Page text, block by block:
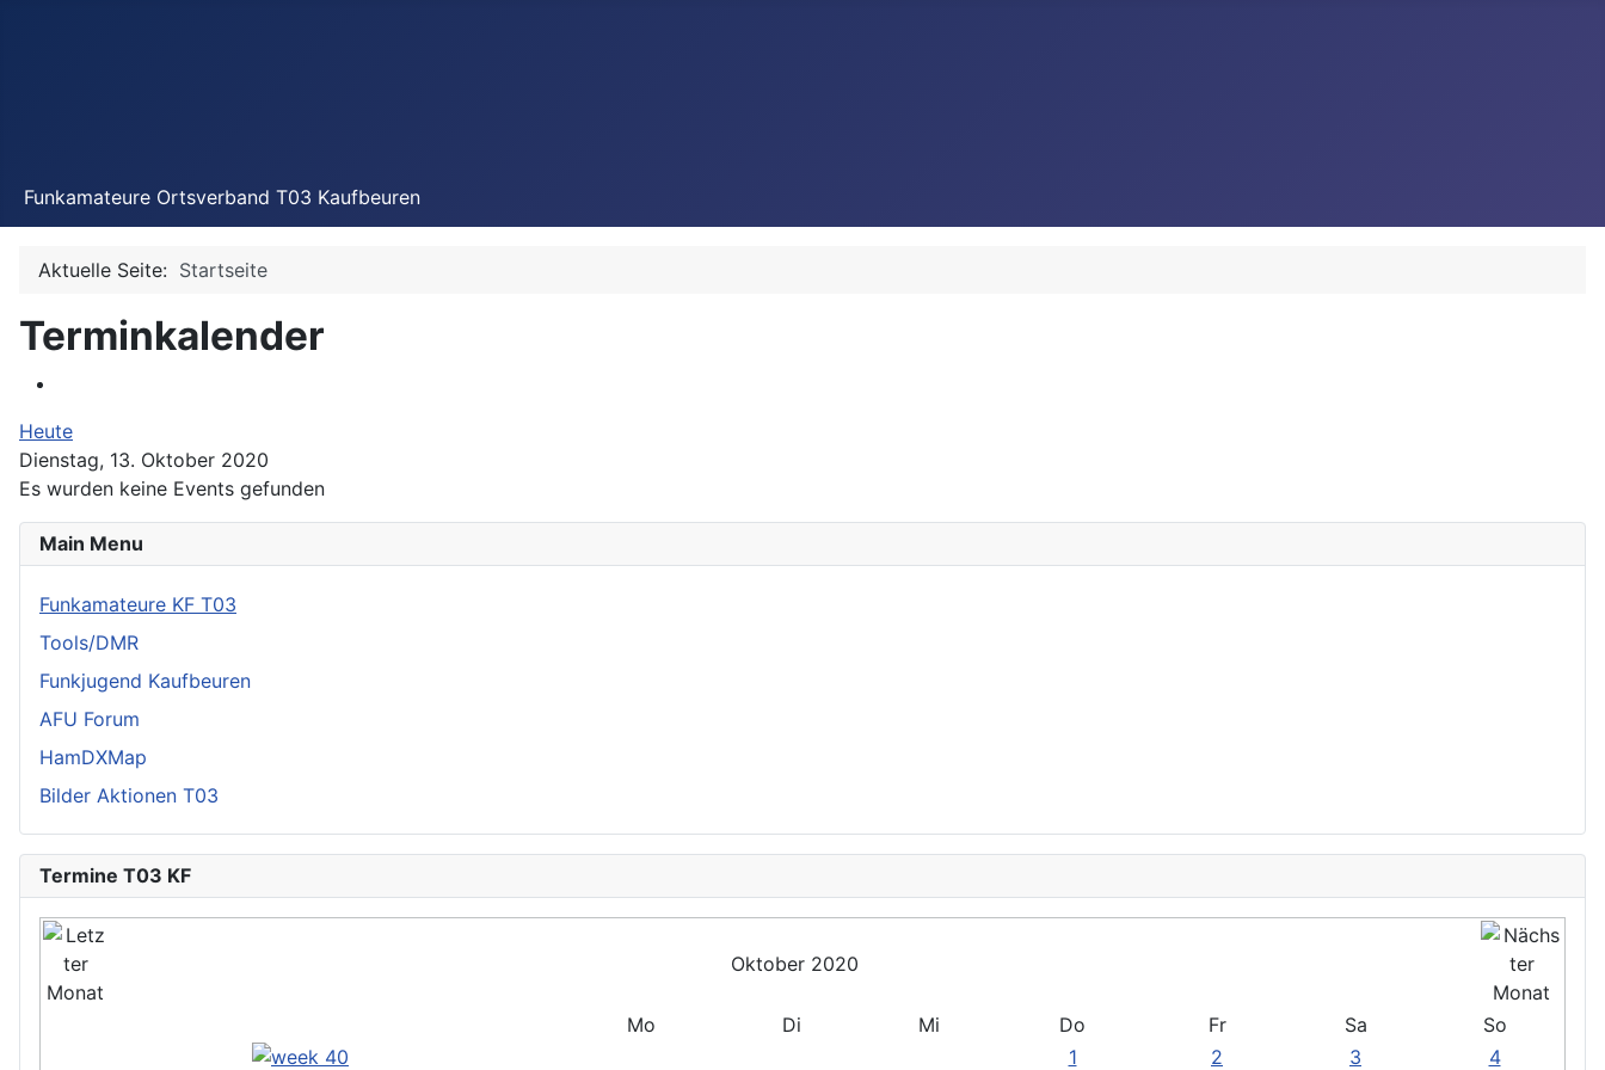
Funkamateure Ortsverband T03 Kaufbeuren
Main Menu
Funkamateure KF T03
Tools/DMR
Funkjugend Kaufbeuren
AFU Forum
HamDXMap
Bilder Aktionen T03
Termine T03 KF
Oktober 2020
Mo Di Mi Do Fr Sa
So
1
2 3
4
Aktuelle Seite: Startseite
Terminkalender
Heute
Dienstag, 13. Oktober 2020
Es wurden keine Events gefunden